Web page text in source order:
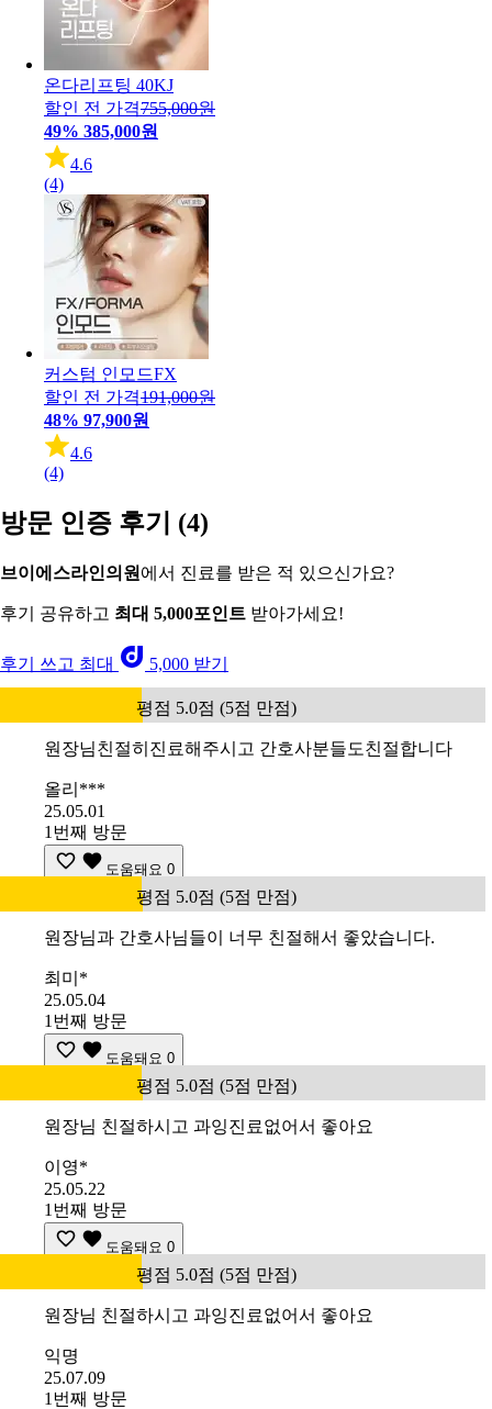
온다리프팅 40KJ
할인 전 가격755,000원
49% 385,000원
4.6
(4)
커스텀 인모드FX
할인 전 가격191,000원
48% 97,900원
4.6
(4)
방문 인증 후기 (4)
브이에스라인의원 에서 진료를 받은 적 있으신가요?
후기 공유하고 최대 5,000포인트 받아가세요!
후기 쓰고 최대 5,000 받기
평점 5.0점 (5점 만점)
원장님친절히진료해주시고 간호사분들도친절합니다
올리***
25.05.01
1번째 방문
도움돼요 0
평점 5.0점 (5점 만점)
원장님과 간호사님들이 너무 친절해서 좋았습니다.
최미*
25.05.04
1번째 방문
도움돼요 0
평점 5.0점 (5점 만점)
원장님 친절하시고 과잉진료없어서 좋아요
이영*
25.05.22
1번째 방문
도움돼요 0
평점 5.0점 (5점 만점)
원장님 친절하시고 과잉진료없어서 좋아요
익명
25.07.09
1번째 방문